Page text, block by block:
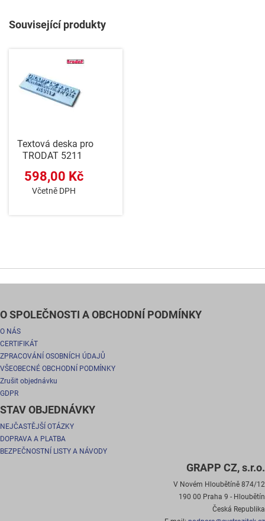
Související produkty
Textová deska pro
TRODAT 5211
598,00 Kč
Včetně DPH
O SPOLEČNOSTI A OBCHODNÍ PODMÍNKY
O NÁS
CERTIFIKÁT
ZPRACOVÁNÍ OSOBNÍCH ÚDAJŮ
VŠEOBECNÉ OBCHODNÍ PODMÍNKY
Zrušit objednávku
GDPR
STAV OBJEDNÁVKY
NEJČASTĚJŠÍ OTÁZKY
DOPRAVA A PLATBA
BEZPEČNOSTNÍ LISTY A NÁVODY
GRAPP CZ, s.r.o.
V Novém Hloubětíně 874/12
190 00 Praha 9 - Hloubětín
Česká Republika